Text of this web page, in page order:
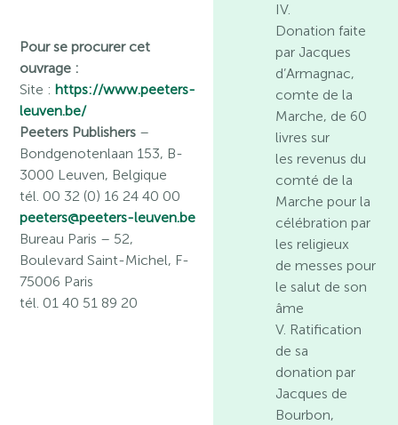
Pour se procurer cet
ouvrage :
Site :https://www.peeters-
leuven.be/
Peeters Publishers –
Bondgenotenlaan 153, B-
3000 Leuven, Belgique
tél. 00 32 (0) 16 24 40 00
peeters@peeters-leuven.be
Bureau Paris – 52,
Boulevard Saint-Michel, F-
75006 Paris
tél. 01 40 51 89 20
IV.
Donation faite
par Jacques
d’Armagnac,
comte de la
Marche, de 60
livres sur
les revenus du
comté de la
Marche pour la
célébration par
les religieux
de messes pour
le salut de son
âme
V. Ratification
de sa
donation par
Jacques de
Bourbon,